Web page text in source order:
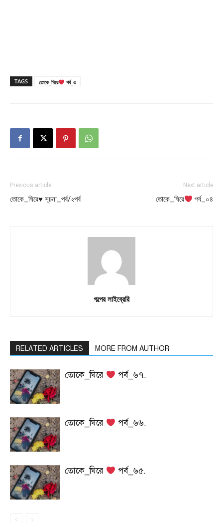
TAGS তোকে_ঘিরে পর্ব_৩
Previous article
তোকে_ঘিরে♥ সূচনা_পর্ব/২পর্ব
Next article
তোকে_ঘিরে পর্ব_০৪
গল্পের লাইব্রেরি
RELATED ARTICLES MORE FROM AUTHOR
তোকে_ঘিরে পর্ব_৬৭.
তোকে_ঘিরে পর্ব_৬৬.
তোকে_ঘিরে পর্ব_৬৫.